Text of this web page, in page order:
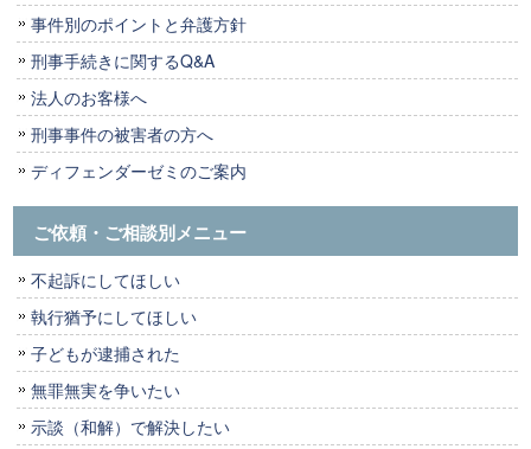
事件別のポイントと弁護方針
刑事手続きに関するQ&A
法人のお客様へ
刑事事件の被害者の方へ
ディフェンダーゼミのご案内
ご依頼・ご相談別メニュー
不起訴にしてほしい
執行猶予にしてほしい
子どもが逮捕された
無罪無実を争いたい
示談（和解）で解決したい